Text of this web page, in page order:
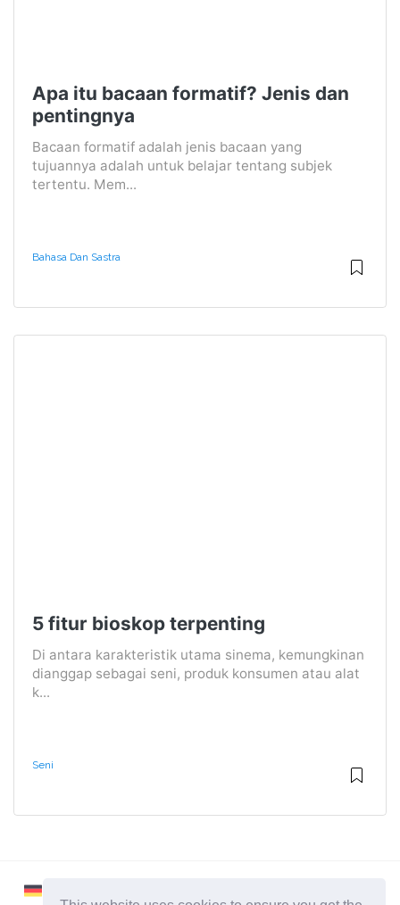
Apa itu bacaan formatif? Jenis dan
pentingnya
Bacaan formatif adalah jenis bacaan yang
tujuannya adalah untuk belajar tentang subjek
tertentu. Mem...
Bahasa Dan Sastra
5 fitur bioskop terpenting
Di antara karakteristik utama sinema, kemungkinan
dianggap sebagai seni, produk konsumen atau alat
k...
Seni